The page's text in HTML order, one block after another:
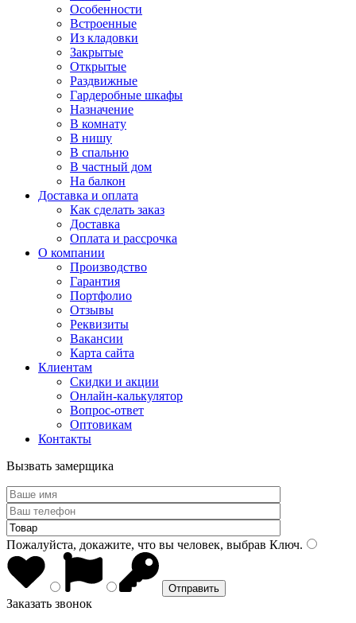
Особенности
Встроенные
Из кладовки
Закрытые
Открытые
Раздвижные
Гардеробные шкафы
Назначение
В комнату
В нишу
В спальню
В частный дом
На балкон
Доставка и оплата
Как сделать заказ
Доставка
Оплата и рассрочка
О компании
Производство
Гарантия
Портфолио
Отзывы
Реквизиты
Вакансии
Карта сайта
Клиентам
Скидки и акции
Онлайн-калькулятор
Вопрос-ответ
Оптовикам
Контакты
Вызвать замерщика
Пожалуйста, докажите, что вы человек, выбрав Ключ.
Заказать звонок